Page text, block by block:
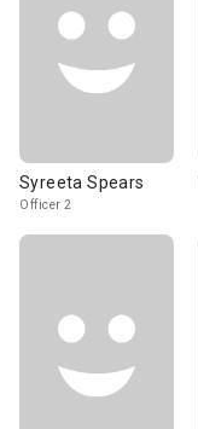
Syreeta Spears
Officer 2